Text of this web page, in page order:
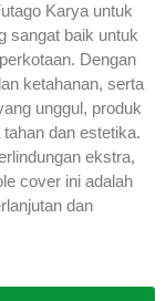
Karya untuk
sangat baik untuk
Dengan
ketahanan, serta
unggul, produk
dan estetika.
ekstra,
cover ini adalah
dan